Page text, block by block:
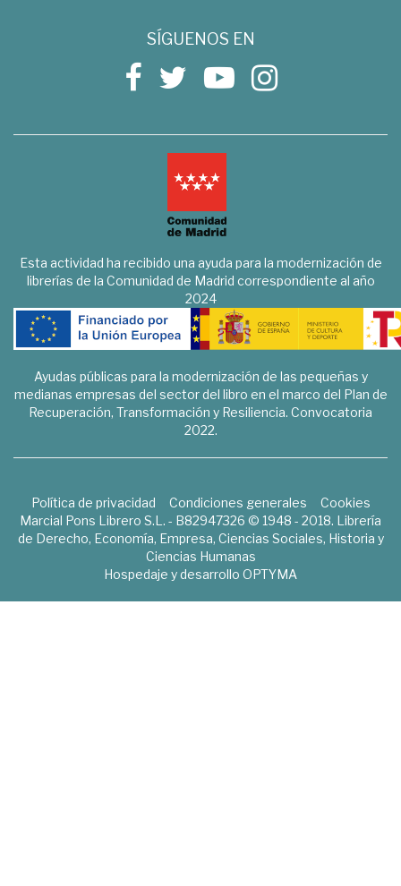
SÍGUENOS EN
Esta actividad ha recibido una ayuda para la modernización de
librerías de la Comunidad de Madrid correspondiente al año
2024
Ayudas públicas para la modernización de las pequeñas y
medianas empresas del sector del libro en el marco del Plan de
Recuperación, Transformación y Resiliencia. Convocatoria
2022.
Política de privacidad Condiciones generales
Cookies
Marcial Pons Librero S.L. - B82947326 © 1948 - 2018. Librería
de Derecho, Economía, Empresa, Ciencias Sociales, Historia y
Ciencias Humanas
Hospedaje y desarrollo OPTYMA